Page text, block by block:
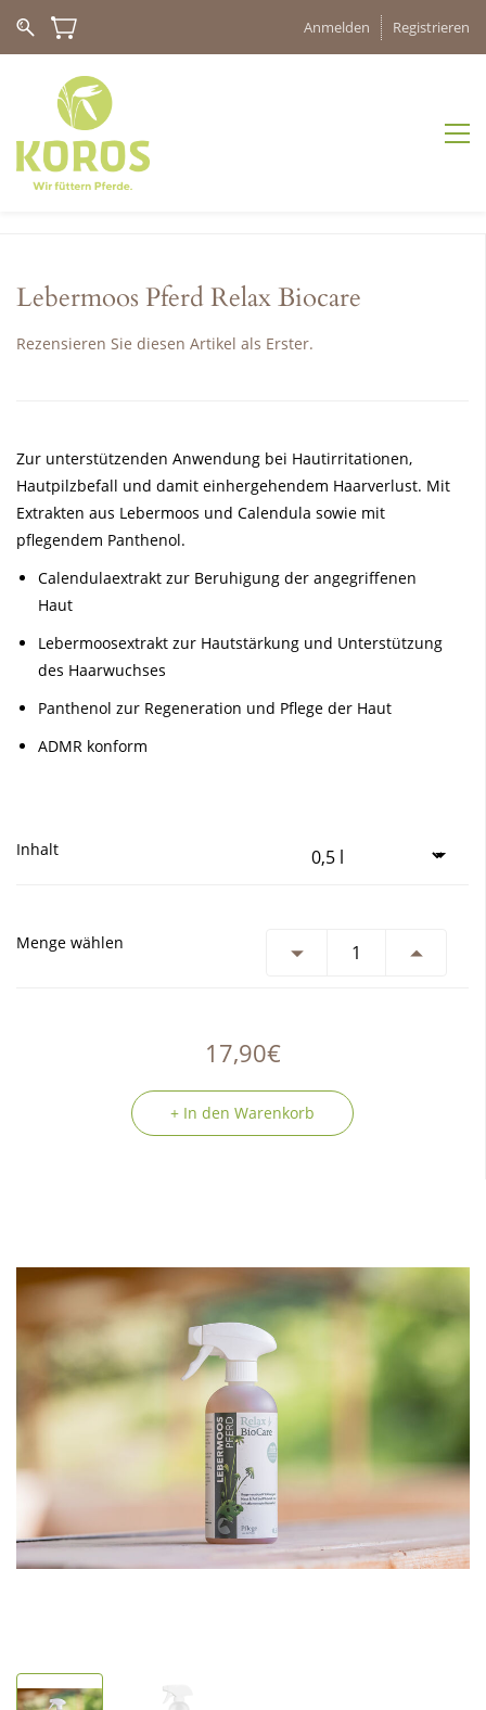
Anmelden Registrieren
Lebermoos Pferd Relax Biocare
Rezensieren Sie diesen Artikel als Erster.
Zur unterstützenden Anwendung bei Hautirritationen,
Hautpilzbefall und damit einhergehendem Haarverlust. Mit
Extrakten aus Lebermoos und Calendula sowie mit
pflegendem Panthenol.
Calendulaextrakt zur Beruhigung der angegriffenen
Haut
Lebermoosextrakt zur Hautstärkung und Unterstützung
des Haarwuchses
Panthenol zur Regeneration und Pflege der Haut
ADMR konform
Inhalt
Menge wählen
17,90€
+ In den Warenkorb